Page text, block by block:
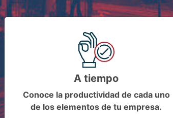
A tiempo
Conoce la productividad de cada uno
de los elementos de tu empresa.